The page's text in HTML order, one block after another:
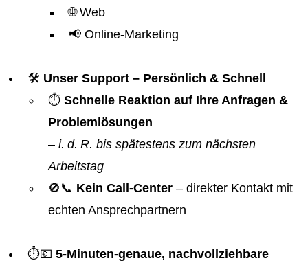
🌐 Web
📢 Online-Marketing
🛠️ Unser Support – Persönlich & Schnell
⏱️ Schnelle Reaktion auf Ihre Anfragen &
Problemlösungen
– i. d. R. bis spätestens zum nächsten
Arbeitstag
🚫📞 Kein Call-Center – direkter Kontakt mit
echten Ansprechpartnern
⏱️💶 5-Minuten-genaue, nachvollziehbare